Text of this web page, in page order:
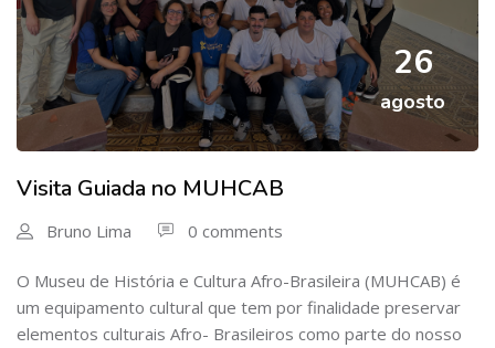
26
agosto
Visita Guiada no MUHCAB
Bruno Lima 0 comments
O Museu de História e Cultura Afro-Brasileira (MUHCAB) é
um equipamento cultural que tem por finalidade preservar
elementos culturais Afro- Brasileiros como parte do nosso